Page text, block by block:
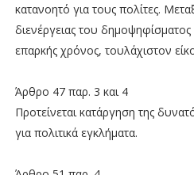
κατανοητό για τους πολίτες.
διενέργειας του
επαρκής χρόνος, τουλάχιστον
Άρθρο 47 παρ. 3 και 4
Προτείνεται κατάργηση της
για πολιτικά εγκλήματα.